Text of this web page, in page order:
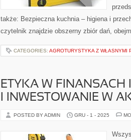
także: Bezpieczna kuchnia – higiena i
czytelnik znajdzie obszerny zbiór dań,
CATEGORIES: AGROTURYSTYKA Z WŁASNYMI
ETYKA W FINANSACH
I INWESTOWANIE W
POSTED BY ADMIN GRU - 1 - 2025